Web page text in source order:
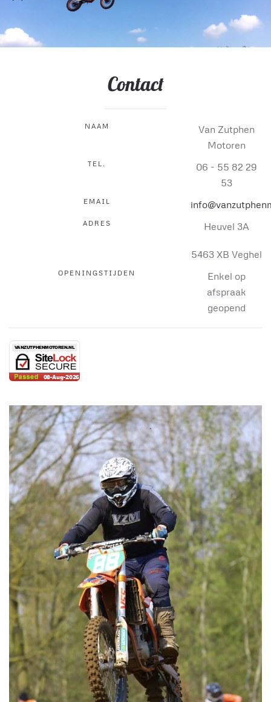
Contact
NAAM
Van Zutphen
Motoren
TEL.
06 - 55 82 29
53
EMAIL
ADRES Heuvel 3A
5463 XB Veghel
OPENINGSTIJDEN
Enkel op
afspraak
geopend